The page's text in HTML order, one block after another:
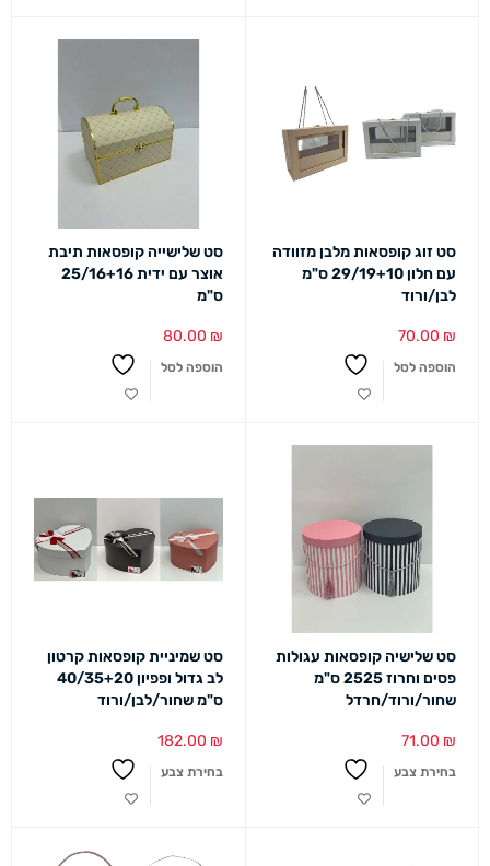
סט זוג קופסאות מלבן מזוודה
עם חלון 29/19+10 ס"מ
לבן/ורוד
70.00 ₪
הוספה לסל
סט שלישייה קופסאות תיבת
אוצר עם ידית 25/16+16
ס"מ
80.00 ₪
הוספה לסל
סט שלישיה קופסאות עגולות
פסים וחרוז 2525 ס"מ
שחור/ורוד/חרדל
71.00 ₪
בחירת צבע
סט שמיניית קופסאות קרטון
לב גדול ופפיון 40/35+20
ס"מ שחור/לבן/ורוד
182.00 ₪
בחירת צבע